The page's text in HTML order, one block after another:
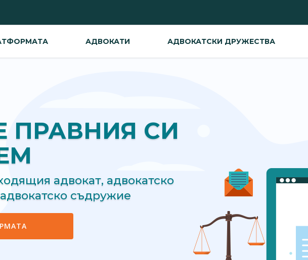
АДВОКАТИ АДВОКАТСКИ ДРУЖЕСТВА
ПРАВНИЯ СИ
адвокат, адвокатско
съдружие